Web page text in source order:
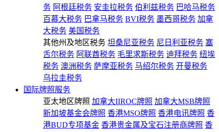
务 阿根廷税务 安圭拉税务 伯利兹税务 巴哈马税务
百慕大税务 巴拿马税务 BVI税务 墨西哥税务 加拿
大税务 美国税务
其他州及地区税务 坦桑尼亚税务 尼日利亚税务 塞
舌尔税务 阿联酋税务 毛里求斯税务 迪拜税务 纽埃
税务 澳洲税务 萨摩亚税务 马绍尔税务 开曼税务
乌拉圭税务
国际牌照服务
亚太地区牌照 加拿大IIROC牌照 加拿大MSB牌照
新加坡基金会牌照 香港MSO牌照 香港电讯牌照 香
港BUD专项基金 香港贵金属及宝石注册商牌照 香